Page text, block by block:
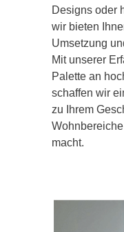
Designs oder
wir bieten
Umsetzung
Mit unserer
Palette an
schaffen wir
zu Ihrem
macht.